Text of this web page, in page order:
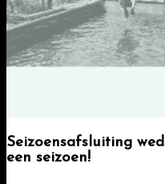
Seizoensafsluiting
een seizoen!